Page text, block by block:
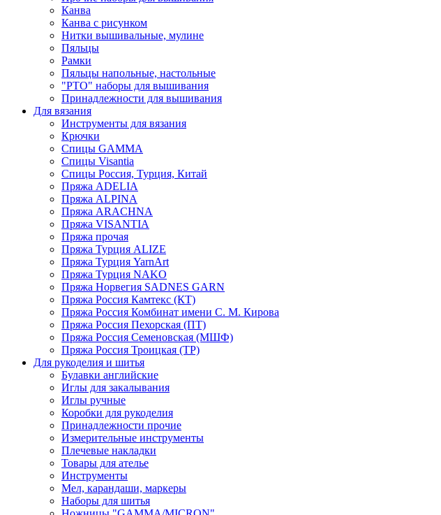
Канва
Канва с рисунком
Нитки вышивальные, мулине
Пяльцы
Рамки
Пяльцы напольные, настольные
"РТО" наборы для вышивания
Принадлежности для вышивания
Для вязания
Инструменты для вязания
Крючки
Спицы GAMMA
Спицы Visantia
Спицы Россия, Турция, Китай
Пряжа ADELIA
Пряжа ALPINA
Пряжа ARACHNA
Пряжа VISANTIA
Пряжа прочая
Пряжа Турция ALIZE
Пряжа Турция YarnArt
Пряжа Турция NAKO
Пряжа Норвегия SADNES GARN
Пряжа Россия Камтекс (КТ)
Пряжа Россия Комбинат имени С. М. Кирова
Пряжа Россия Пехорская (ПТ)
Пряжа Россия Семеновская (МШФ)
Пряжа Россия Троицкая (ТР)
Для рукоделия и шитья
Булавки английские
Иглы для закалывания
Иглы ручные
Коробки для рукоделия
Принадлежности прочие
Измерительные инструменты
Плечевые накладки
Товары для ателье
Инструменты
Мел, карандаши, маркеры
Наборы для шитья